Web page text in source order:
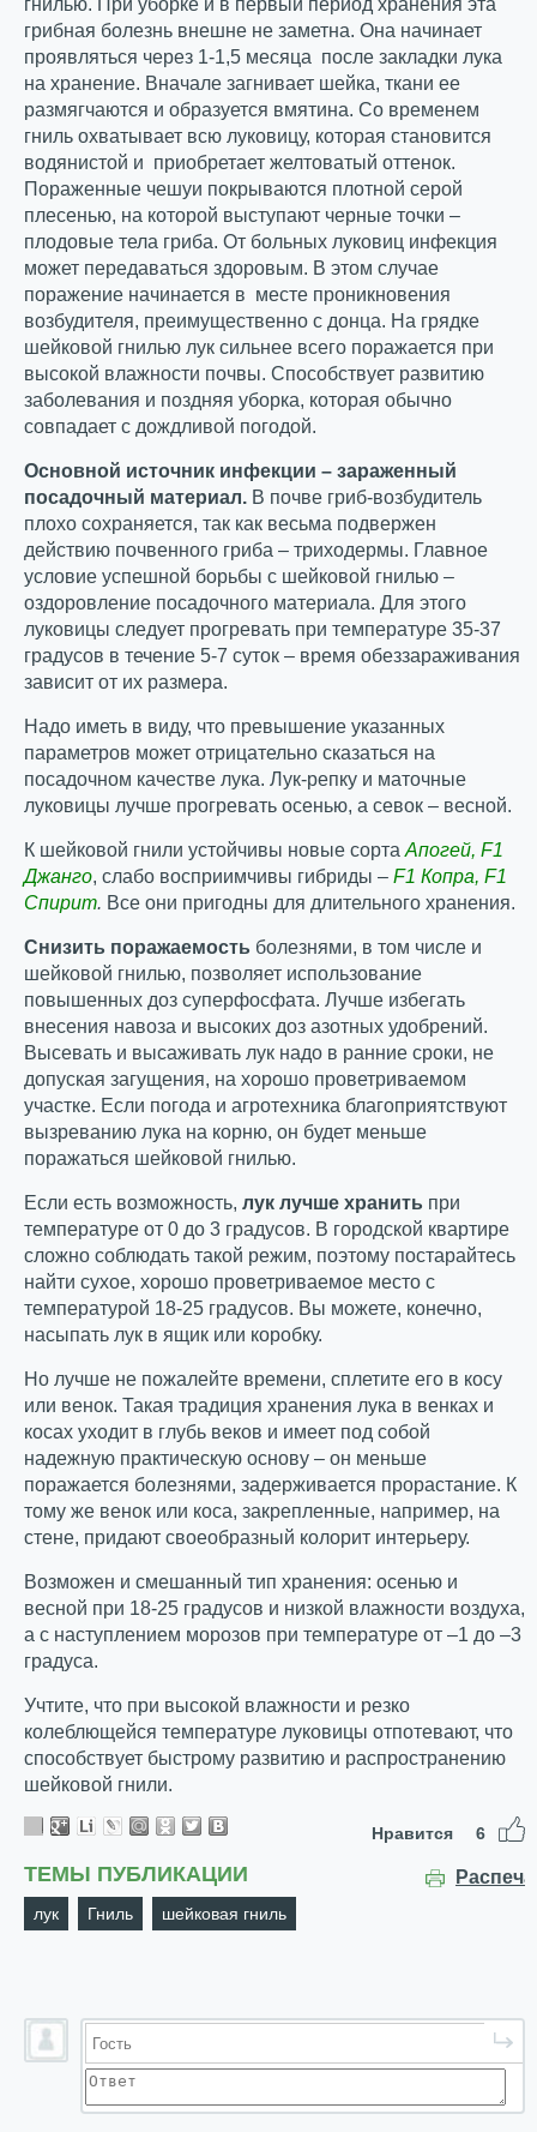
гнилью. При уборке и в первый период хранения эта
грибная болезнь внешне не заметна. Она начинает
проявляться через 1-1,5 месяца после закладки лука
на хранение. Вначале загнивает шейка, ткани ее
размягчаются и образуется вмятина. Со временем
гниль охватывает всю луковицу, которая становится
водянистой и приобретает желтоватый оттенок.
Пораженные чешуи покрываются плотной серой
плесенью, на которой выступают черные точки –
плодовые тела гриба. От больных луковиц инфекция
может передаваться здоровым. В этом случае
поражение начинается в месте проникновения
возбудителя, преимущественно с донца. На грядке
шейковой гнилью лук сильнее всего поражается при
высокой влажности почвы. Способствует развитию
заболевания и поздняя уборка, которая обычно
совпадает с дождливой погодой.
Основной источник инфекции – зараженный
посадочный материал. В почве гриб-возбудитель
плохо сохраняется, так как весьма подвержен
действию почвенного гриба – триходермы. Главное
условие успешной борьбы с шейковой гнилью –
оздоровление посадочного материала. Для этого
луковицы следует прогревать при температуре 35-37
градусов в течение 5-7 суток – время обеззараживания
зависит от их размера.
Надо иметь в виду, что превышение указанных
параметров может отрицательно сказаться на
посадочном качестве лука. Лук-репку и маточные
луковицы лучше прогревать осенью, а севок – весной.
К шейковой гнили устойчивы новые сорта Апогей, F1
Джанго, слабо восприимчивы гибриды – F1 Копра, F1
Спирит. Все они пригодны для длительного хранения.
Снизить поражаемость болезнями, в том числе и
шейковой гнилью, позволяет использование
повышенных доз суперфосфата. Лучше избегать
внесения навоза и высоких доз азотных удобрений.
Высевать и высаживать лук надо в ранние сроки, не
допуская загущения, на хорошо проветриваемом
участке. Если погода и агротехника благоприятствуют
вызреванию лука на корню, он будет меньше
поражаться шейковой гнилью.
Если есть возможность, лук лучше хранить при
температуре от 0 до 3 градусов. В городской квартире
сложно соблюдать такой режим, поэтому постарайтесь
найти сухое, хорошо проветриваемое место с
температурой 18-25 градусов. Вы можете, конечно,
насыпать лук в ящик или коробку.
Но лучше не пожалейте времени, сплетите его в косу
или венок. Такая традиция хранения лука в венках и
косах уходит в глубь веков и имеет под собой
надежную практическую основу – он меньше
поражается болезнями, задерживается прорастание. К
тому же венок или коса, закрепленные, например, на
стене, придают своеобразный колорит интерьеру.
Возможен и смешанный тип хранения: осенью и
весной при 18-25 градусов и низкой влажности воздуха,
а с наступлением морозов при температуре от –1 до –3
градуса.
Учтите, что при высокой влажности и резко
колеблющейся температуре луковицы отпотевают, что
способствует быстрому развитию и распространению
шейковой гнили.
Нравится 6
ТЕМЫ ПУБЛИКАЦИИ
лук Гниль шейковая гниль